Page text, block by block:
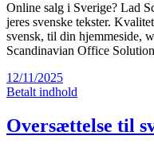
Online salg i Sverige? Lad
jeres svenske tekster.
svensk, til din hjemmeside,
Scandinavian Office
12/11/2025
Betalt indhold
Oversættelse til